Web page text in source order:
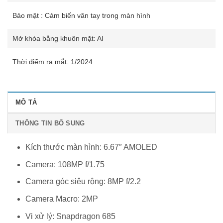
MÔ TẢ
THÔNG TIN BỔ SUNG
Kích thước màn hình: 6.67″ AMOLED
Camera: 108MP f/1.75
Camera góc siêu rộng: 8MP f/2.2
Camera Macro: 2MP
Vi xử lý: Snapdragon 685
Bảo mật : Cảm biến vân tay trong màn hình
Mở khóa bằng khuôn mặt: AI
Thời điểm ra mắt: 1/2024